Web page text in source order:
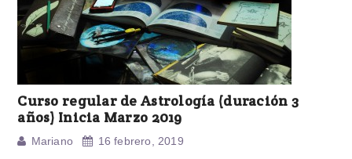
Curso regular de Astrología (duración 3
años) Inicia Marzo 2019
Mariano 16 febrero, 2019